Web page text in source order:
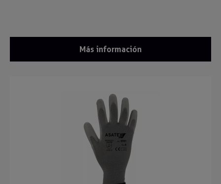
Más información